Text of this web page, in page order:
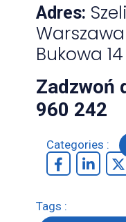
Adres:
Bukowa 14
Zadzwoń
960 242
Categories :
Tags :